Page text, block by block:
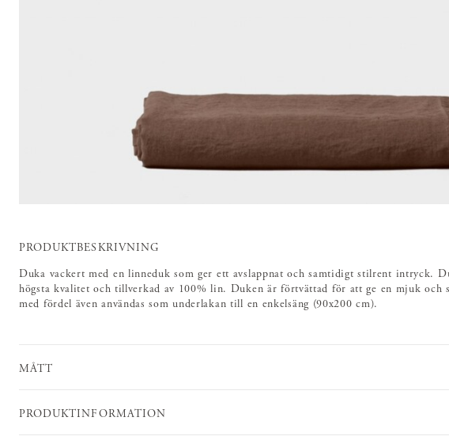
PRODUKTBESKRIVNING
Duka vackert med en linneduk som ger ett avslappnat och samtidigt stilrent intryck.
högsta kvalitet och tillverkad av 100% lin. Duken är förtvättad för att ge en mjuk och
med fördel även användas som underlakan till en enkelsäng (90x200 cm).
MÅTT
PRODUKTINFORMATION